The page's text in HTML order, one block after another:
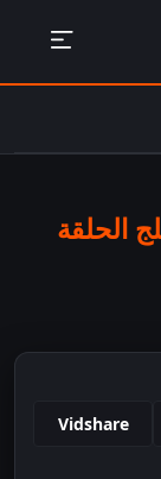
الحلقة
Vidshare